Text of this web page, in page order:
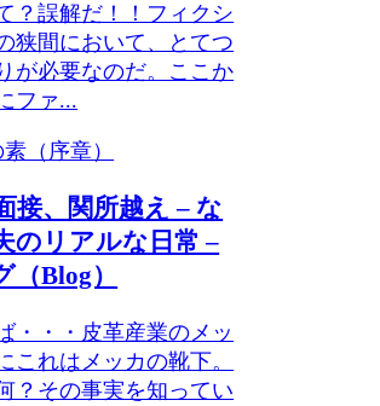
？誤解だ！！フィクシ
狭間において、とてつ
が必要なのだ。ここか
ファ...
（序章）
接、関所越え – な
のリアルな日常 –
Blog）
・・・皮革産業のメッ
これはメッカの靴下。
？その事実を知ってい